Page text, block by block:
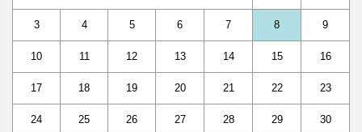
3 4 5 6 7 8 9
10 11 12 13 14 15 16
17 18 19 20 21 22 23
24 25 26 27 28 29 30